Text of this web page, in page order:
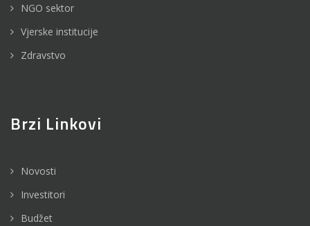
NGO sektor
Vjerske institucije
Zdravstvo
Brzi Linkovi
Novosti
Investitori
Budžet